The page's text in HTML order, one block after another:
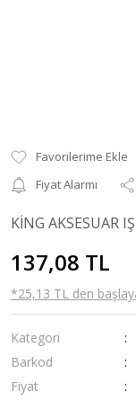
Fiyat Alarmı
KİNG AKSESUAR
137,08 TL
*25,13 TL den
Kategori
Barkod
Fiyat